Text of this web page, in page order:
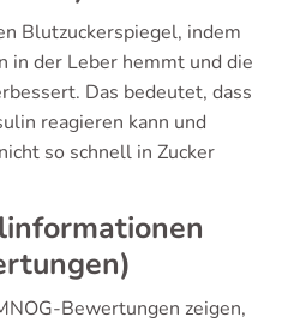
Blutzuckerspiegel, indem
in der Leber hemmt und die
Das bedeutet, dass
reagieren kann und
so schnell in Zucker
Bewertungen zeigen,